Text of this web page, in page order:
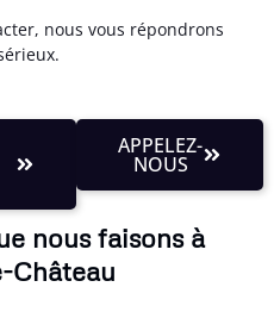
nous vous répondrons
APPELEZ-
NOUS
nous faisons à
Château